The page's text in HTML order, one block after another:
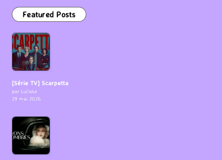
Featured Posts
[Série TV] Scarpetta
par LuCioLe
29 mai 2026